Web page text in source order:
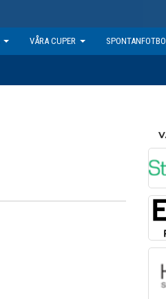
VÅRA CUPER